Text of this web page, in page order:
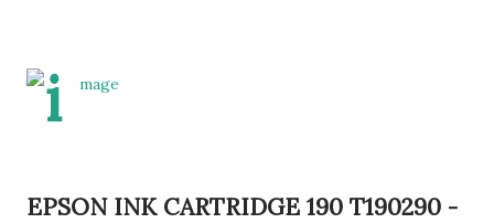
EPSON INK CARTRIDGE 190 T190290 -